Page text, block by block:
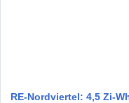
RE-Nordviertel: 4,5 Zi-